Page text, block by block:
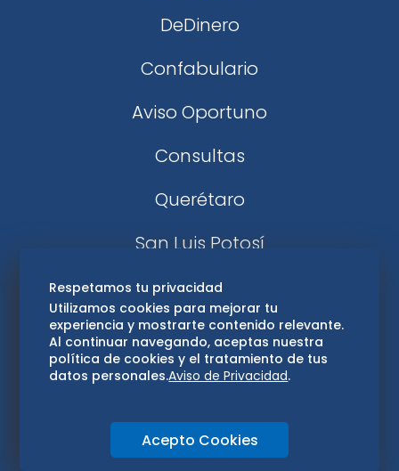
DeDinero
Confabulario
Aviso Oportuno
Consultas
Querétaro
San Luis Potosí
Edomex
Consultas
Hidalgo
Oaxaca
Aviso de privacidad
Directorio
Respetamos tu privacidad
Utilizamos cookies para mejorar tu
experiencia y mostrarte contenido relevante.
Al continuar navegando, aceptas nuestra
política de cookies y el tratamiento de tus
datos personales.Aviso de Privacidad.
Acepto Cookies